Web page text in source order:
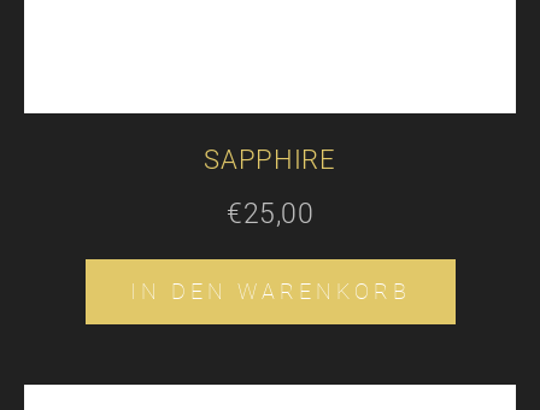
SAPPHIRE
€25,00
IN DEN WARENKORB